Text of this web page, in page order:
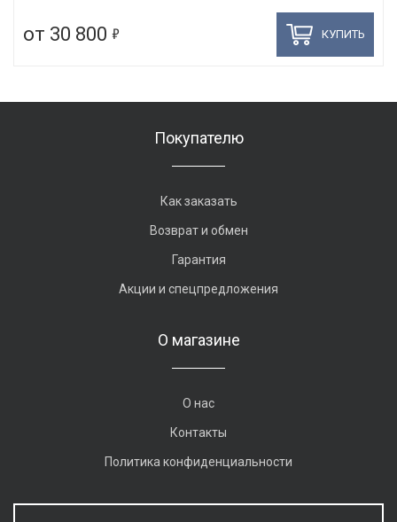
от 30 800 5 КУПИТЬ
Покупателю
Как заказать
Возврат и обмен
Гарантия
Акции и спецпредложения
О магазине
О нас
Контакты
Политика конфиденциальности